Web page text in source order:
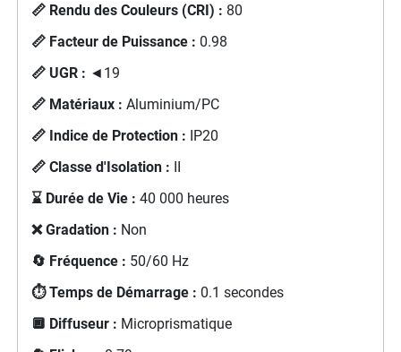
📏 Rendu des Couleurs (CRI) : 80
📏 Facteur de Puissance : 0.98
📏 UGR : ◄19
📏 Matériaux : Aluminium/PC
📏 Indice de Protection : IP20
📏 Classe d'Isolation : II
⌛ Durée de Vie : 40 000 heures
❌ Gradation : Non
🔄 Fréquence : 50/60 Hz
⏱️ Temps de Démarrage : 0.1 secondes
🔲 Diffuseur : Microprismatique